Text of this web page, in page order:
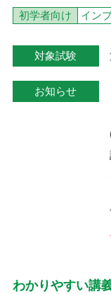
初学者向け イン
対象試験
お知らせ
わかりやすい講